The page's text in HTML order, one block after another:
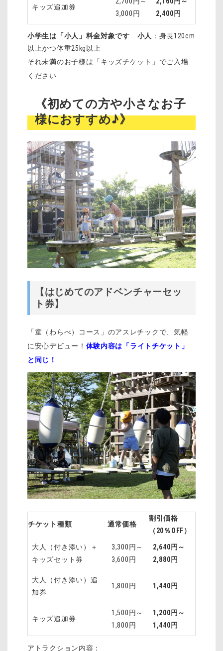
キッズ追加券
3,000円
2,400円
小学生は「小人」料金対象です 小人 ：身長120cm
以上かつ体重25kg以上
それ未満のお子様は「キッズチケット」でご入場
ください
《初めての方や小さなお子
様におすすめ♪》
【はじめてのアドベンチャーセッ
ト券】
「童（わらべ）コース」のアスレチックで、気軽
に安心デビュー！ 体験内容は「ライトチケット」
と同じ！
チケット種類 通常価格
割引価格
（20％OFF）
大人（付き添い）＋
キッズセット券
3,300円～
3,600円
2,640円～
2,880円
大人（付き添い）追
加券
1,800円 1,440円
キッズ追加券
1,500円～
1,800円
1,200円～
1,440円
アトラクション内容：